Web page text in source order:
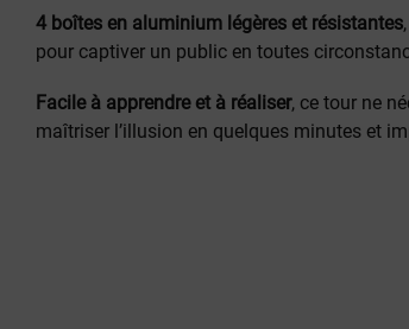
4 boîtes en aluminium légères et résistantes
pour captiver un public en toutes
Facile à apprendre et à réaliser, ce tour ne
maîtriser l’illusion en quelques minutes et